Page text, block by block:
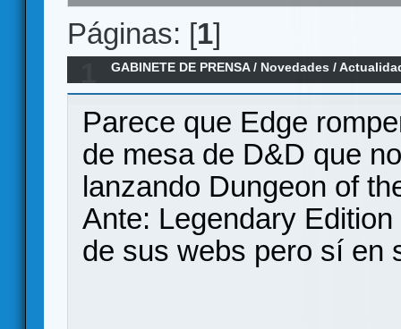
Páginas: [1]
GABINETE DE PRENSA/ Novedades /
Mage en castellano
Parece que Edge
de mesa de D&D que
lanzando Dungeon of
Ante: Legendary
de sus webs pero sí en